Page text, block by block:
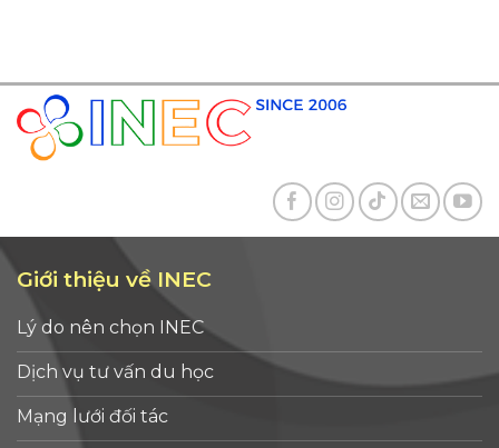
Giới thiệu về INEC
Lý do nên chọn INEC
Dịch vụ tư vấn du học
Mạng lưới đối tác